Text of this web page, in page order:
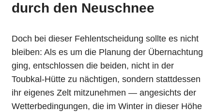
durch den Neuschnee
Doch bei dieser Fehlentscheidung sollte es nicht
bleiben: Als es um die Planung der Übernachtung
ging, entschlossen die beiden, nicht in der
Toubkal-Hütte zu nächtigen, sondern stattdessen
ihr eigenes Zelt mitzunehmen — angesichts der
Wetterbedingungen, die im Winter in dieser Höhe